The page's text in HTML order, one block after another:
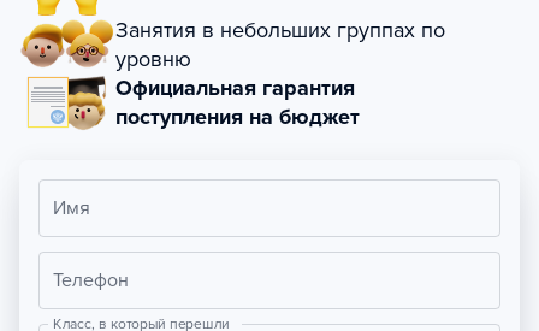
Занятия в небольших группах по
уровню
Официальная гарантия
поступления на бюджет
Имя
Телефон
Класс, в который перешли